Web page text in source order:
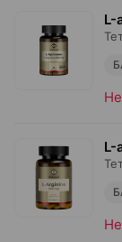
L-
L-